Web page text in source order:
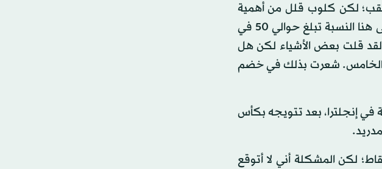
لكن كلوب قلل من أهمية
ذلك، وقال: «أنا أقيم في ليفربول. هنا كثير من الناس تريد فوزنا بالدوري بكل تأكيد؛ لكن حتى هنا النسبة تبلغ حوالي 50 في
قلت بعض الأشياء لكن هل
الخامس. شعرت بذلك في خضم
تاريخية في إنجلترا، بعد تتويجه بكأس
لكن المشكلة أني لا أتوقع